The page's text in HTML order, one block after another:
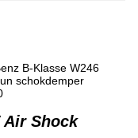
B-Klasse W246
schokdemper
Air Shock